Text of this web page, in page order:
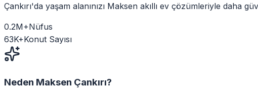
Çankırı'da yaşam alanınızı Maksen akıllı ev çözümleriyle daha
0.2M+Nüfus
63K+Konut Sayısı
Neden Maksen Çankırı?